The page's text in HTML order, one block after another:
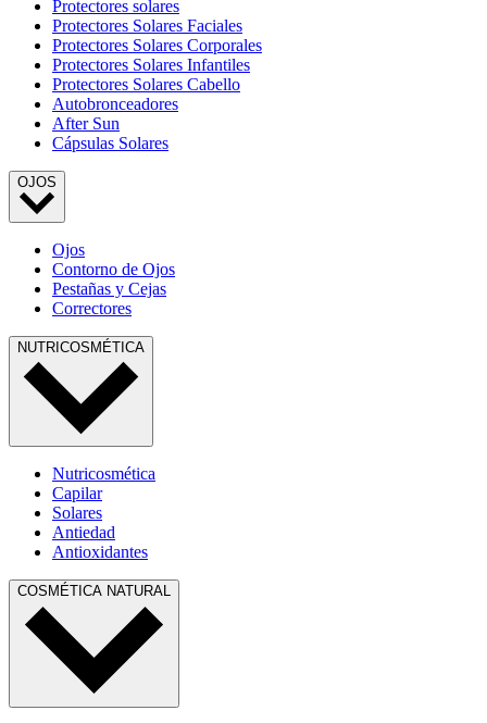
Protectores solares
Protectores Solares Faciales
Protectores Solares Corporales
Protectores Solares Infantiles
Protectores Solares Cabello
Autobronceadores
After Sun
Cápsulas Solares
OJOS
Ojos
Contorno de Ojos
Pestañas y Cejas
Correctores
NUTRICOSMÉTICA
Nutricosmética
Capilar
Solares
Antiedad
Antioxidantes
COSMÉTICA NATURAL